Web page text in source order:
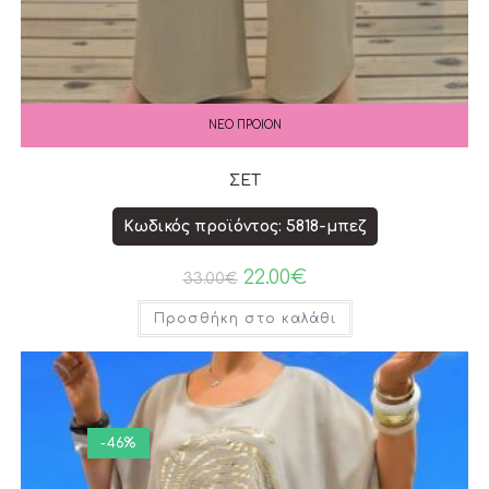
ΝΕΟ ΠΡΟΙΟΝ
ΣΕΤ
Κωδικός προϊόντος: 5818-μπεζ
33.00€ 22.00€
Προσθήκη στο καλάθι
-46%